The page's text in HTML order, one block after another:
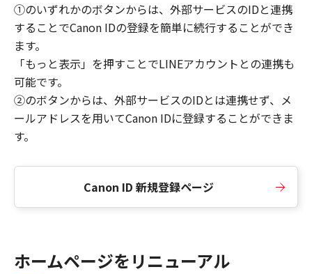
①のいずれかのボタンからは、外部サービスのIDと連携
することでCanon IDの登録を簡単に続行することができ
ます。
「もっと表示」を押すことでLINEアカウントとの連携も
可能です。
②のボタンからは、外部サービスのIDとは連携せず、メ
ールアドレスを用いてCanon IDに登録することができま
す。
Canon ID 新規登録ページ
ホームページをリニューアル